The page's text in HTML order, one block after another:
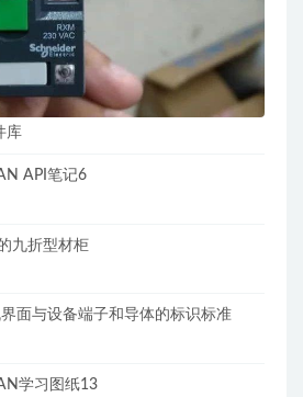
库
API笔记6
九折型材柜
界面与设备端子和导体的标识标准
学习图纸13